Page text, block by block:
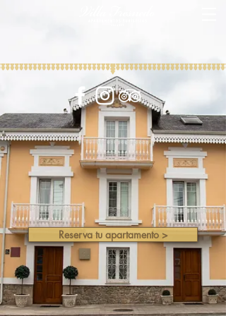
Reserva tu apartamento >